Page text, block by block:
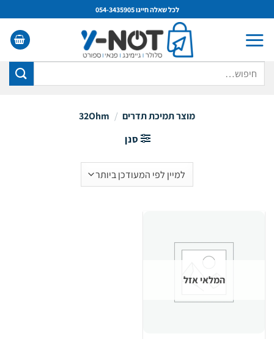
to
content
לכל שאלה חייגו 054-3435905
מוצר תמיכת תדרים /
סנן
המלאי אזל